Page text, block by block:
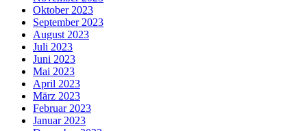
Oktober 2023
September 2023
August 2023
Juli 2023
Juni 2023
Mai 2023
April 2023
März 2023
Februar 2023
Januar 2023